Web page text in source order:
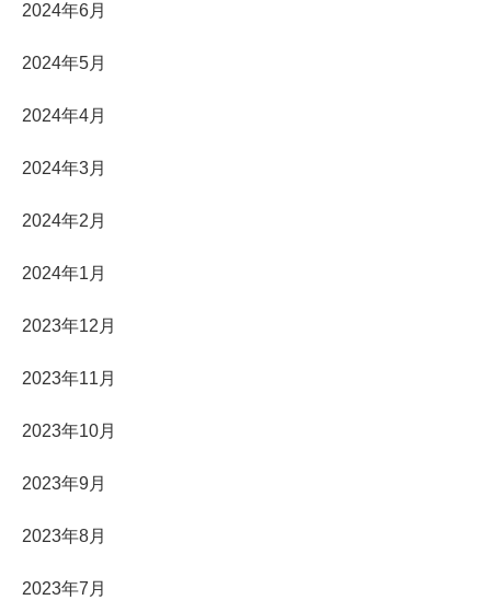
2024年6月
2024年5月
2024年4月
2024年3月
2024年2月
2024年1月
2023年12月
2023年11月
2023年10月
2023年9月
2023年8月
2023年7月